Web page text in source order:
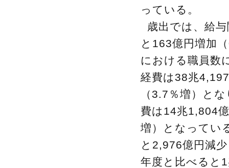
っている。
歳出では、給
と163億円増加
における職員数
経費は38兆
（3.7％増）と
費は14兆1,804
増）となってい
と2,976億円減
年度と比べると